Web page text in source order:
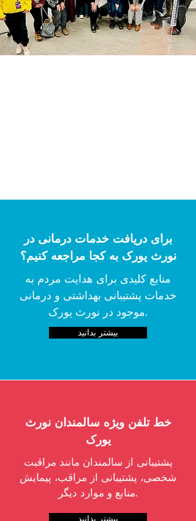
برای دریافت خدمات درمانی در
نورث یورک به کجا مراجعه کنیم؟
منابع کلیدی برای هدایت مردم به
خدمات پشتیبانی بهداشتی و درمانی
موجود در نورث یورک.
بیشتر بدانید
خط تلفن ویژه سالمندان نورث
یورک
پشتیبانی از سالمندان مانند مراقبت
شخصی، پشتیبانی از مراقب، پیمایش
منابع و موارد دیگر.
بیشتر بدانید